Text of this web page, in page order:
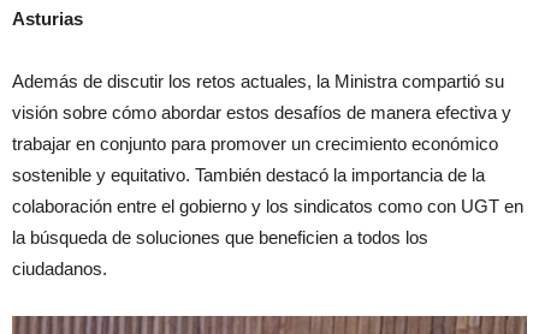
Asturias
Además de discutir los retos actuales, la Ministra compartió su
visión sobre cómo abordar estos desafíos de manera efectiva y
trabajar en conjunto para promover un crecimiento económico
sostenible y equitativo. También destacó la importancia de la
colaboración entre el gobierno y los sindicatos como con UGT en
la búsqueda de soluciones que beneficien a todos los
ciudadanos.